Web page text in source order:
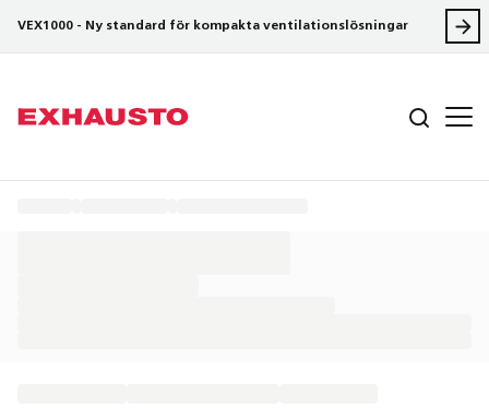
VEX1000 - Ny standard för kompakta ventilationslösningar